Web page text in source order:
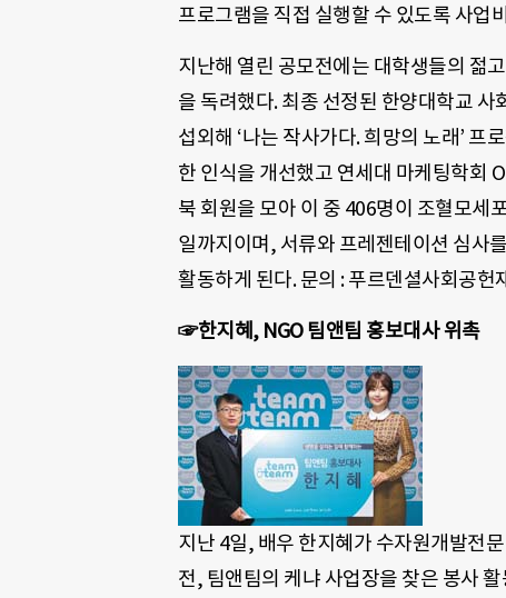
프로그램을 직접 실행할 수 있도록 사업
지난해 열린 공모전에는 대학생들의 젊
을 독려했다. 최종 선정된 한양대학교 사
섭외해 ‘나는 작사가다. 희망의 노래’ 프
한 인식을 개선했고 연세대 마케팅학회
북 회원을 모아 이 중 406명이 조혈모세
일까지이며, 서류와 프레젠테이션 심사
활동하게 된다. 문의 : 푸르덴셜사회공
☞한지혜, NGO 팀앤팀 홍보대사 위촉
지난 4일, 배우 한지혜가 수자원개발전
전, 팀앤팀의 케냐 사업장을 찾은 봉사